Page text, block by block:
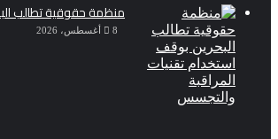
منظمة حقوقية تطالب
8 أغسطس، 2026